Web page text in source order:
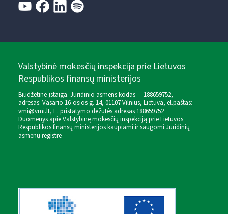
Valstybinė mokesčių inspekcija prie Lietuvos
Respublikos finansų ministerijos
Biudžetinė įstaiga. Juridinio asmens kodas — 188659752,
adresas: Vasario 16-osios g. 14, 01107 Vilnius, Lietuva, el.paštas:
vmi@vmi.lt, E. pristatymo dėžutės adresas 188659752
Duomenys apie Valstybinę mokesčių inspekciją prie Lietuvos
Respublikos finansų ministerijos kaupiami ir saugomi Juridinių
asmenų registre